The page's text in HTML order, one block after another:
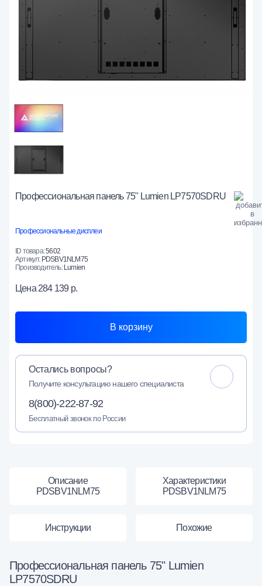
Профессиональная панель 75" Lumien LP7570SDRU
Профессиональные дисплеи
ID товара:5602
Артикул: PDSBV1NLM75
Производитель:Lumien
Цена 284 139 р.
В корзину
Остались вопросы?
Получите консультацию нашего специалиста
8(800)-222-87-92
Бесплатный звонок по России
Описание
PDSBV1NLM75
Характеристики
PDSBV1NLM75
Инструкции Похожие
Профессиональная панель 75" Lumien
LP7570SDRU